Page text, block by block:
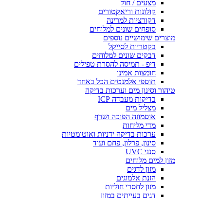
מצעים / חול
קולונות וריאקטורים
דקורציות למרינה
סופחים שונים למלוחים
מוצרים שימושיים נוספים
בקטריות לסייקל
דבקים שונים למלוחים
דיפ - תמיסה להסרת טפילים
חומצות אמינו
תוספי אלמנטים הכל באחד
טיהור וסינון מים וערכות בדיקה
בדיקות מעבדה ICP
מצליל מים
אוסמוזה הפוכה ושרף
מדי מליחות
ערכות בדיקה ידניות ואוטומטיות
סינון, פרלון, פחם ועוד
סנני UVC
מזון למים מלוחים
מזון לדגים
הזנת אלמוגים
מזון לחסרי חוליות
דגים בעייתים במזון